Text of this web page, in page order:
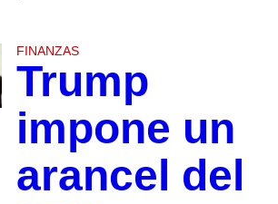
FINANZAS
Trump
impone un
arancel del